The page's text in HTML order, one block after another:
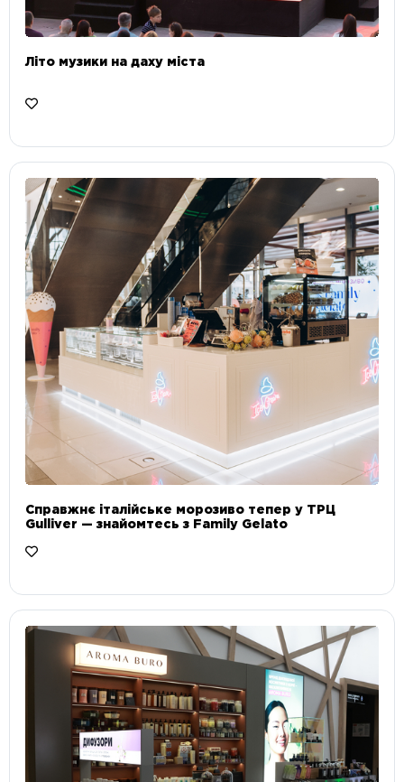
Літо музики на даху міста
Справжнє італійське морозиво тепер у ТРЦ
Gulliver — знайомтесь з Family Gelato